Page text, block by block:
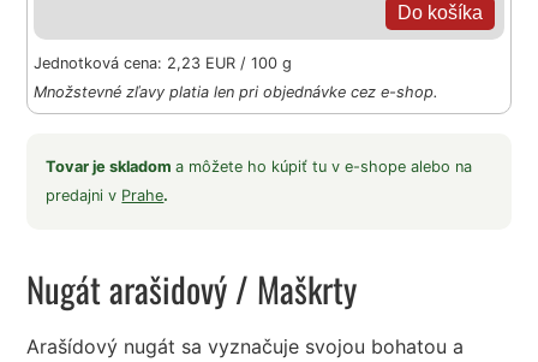
Jednotková cena: 2,23 EUR / 100 g
Množstevné zľavy platia len pri objednávke cez e-shop.
Tovar je skladoma môžete ho kúpiť tu v e-shope alebo na
predajni v Prahe.
Nugát arašidový/ Maškrty
Arašídový nugát sa vyznačuje svojou bohatou a